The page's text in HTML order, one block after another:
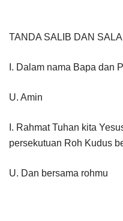
TANDA SALIB DAN
I. Dalam nama Bapa dan
U. Amin
I. Rahmat Tuhan kita
persekutuan Roh Kudus
U. Dan bersama rohmu